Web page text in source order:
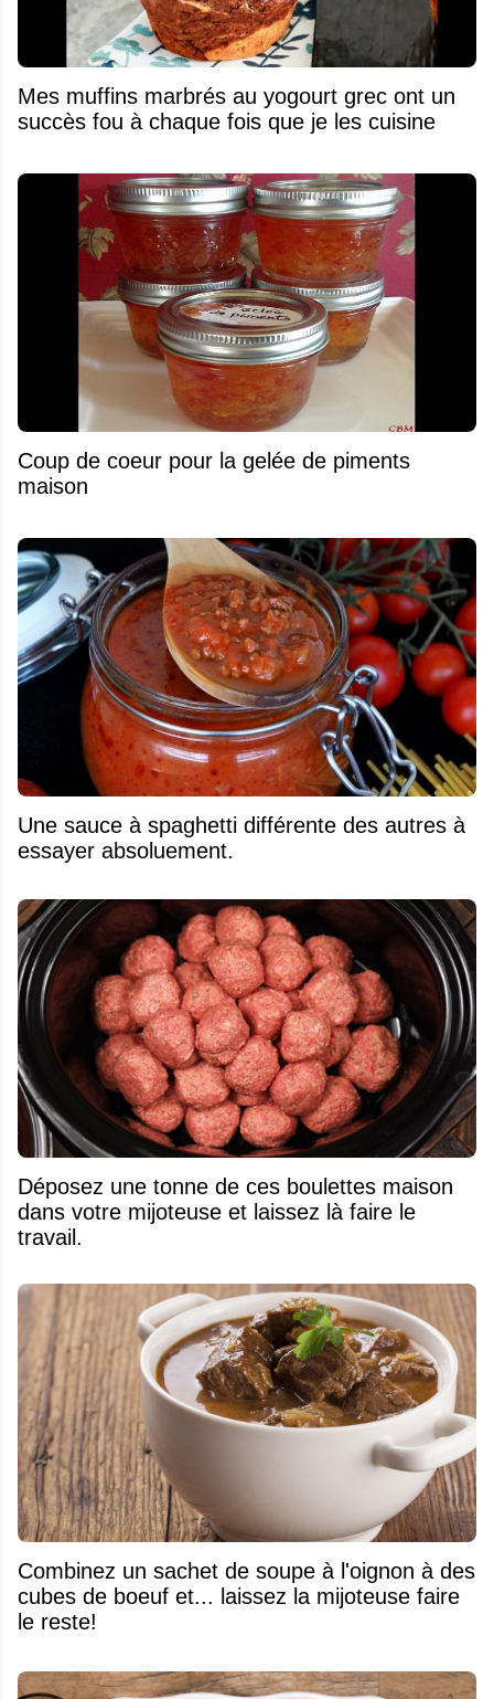
Mes muffins marbrés au yogourt grec ont un
succès fou à chaque fois que je les cuisine
Coup de coeur pour la gelée de piments
maison
Une sauce à spaghetti différente des autres à
essayer absoluement.
Déposez une tonne de ces boulettes maison
dans votre mijoteuse et laissez là faire le
travail.
Combinez un sachet de soupe à l'oignon à des
cubes de boeuf et... laissez la mijoteuse faire
le reste!